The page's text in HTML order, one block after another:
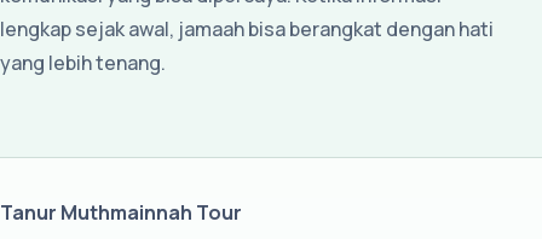
lengkap sejak awal, jamaah bisa berangkat dengan hati
yang lebih tenang.
Tanur Muthmainnah Tour